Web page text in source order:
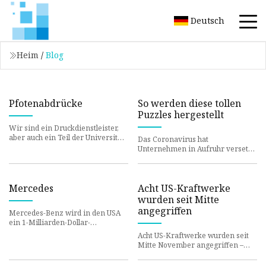
Deutsch
Heim / Blog
Pfotenabdrücke
Wir sind ein Druckdienstleister,
aber auch ein Teil der Universität.
So werden diese tollen
Puzzles hergestellt
Das Coronavirus hat
Unternehmen in Aufruhr versetzt,
Mercedes
Mercedes-Benz wird in den USA
ein 1-Milliarden-Dollar-
Acht US-Kraftwerke
wurden seit Mitte
angegriffen
Acht US-Kraftwerke wurden seit
Mitte November angegriffen –